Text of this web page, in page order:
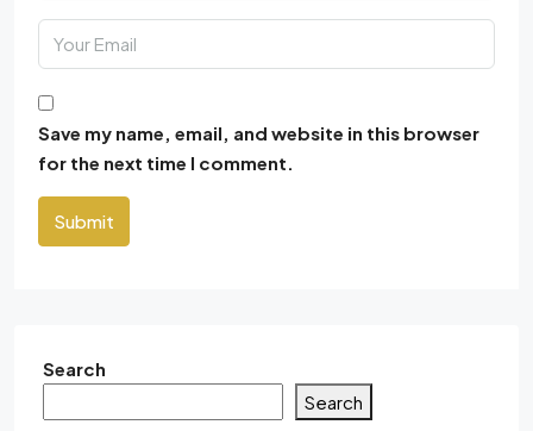
Save my name, email, and website in this browser
for the next time I comment.
Submit
Search
Search